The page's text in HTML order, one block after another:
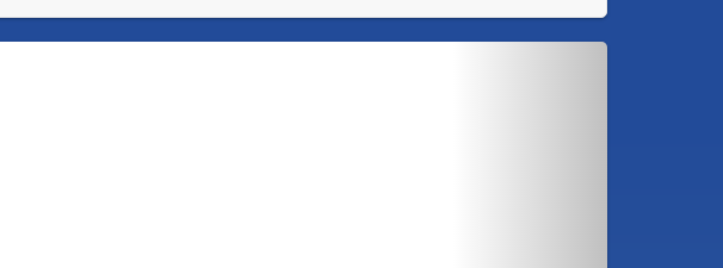
Weiter